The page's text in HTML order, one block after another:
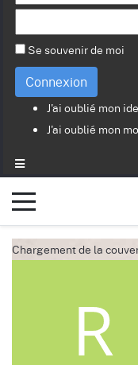
Se souvenir de moi
Connexion
J'ai oublié mon
J'ai oublié mon
Chargement de la